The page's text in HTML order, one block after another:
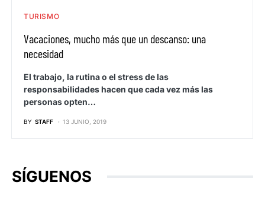
TURISMO
Vacaciones, mucho más que un descanso: una
necesidad
El trabajo, la rutina o el stress de las
responsabilidades hacen que cada vez más las
personas opten…
BY STAFF 13 JUNIO, 2019
SÍGUENOS